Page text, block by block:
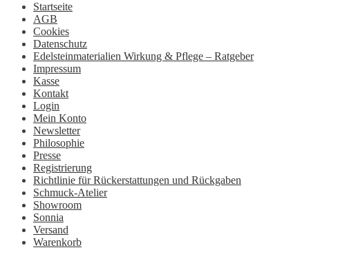
Startseite
AGB
Cookies
Datenschutz
Edelsteinmaterialien Wirkung & Pflege – Ratgeber
Impressum
Kasse
Kontakt
Login
Mein Konto
Newsletter
Philosophie
Presse
Registrierung
Richtlinie für Rückerstattungen und Rückgaben
Schmuck-Atelier
Showroom
Sonnia
Versand
Warenkorb